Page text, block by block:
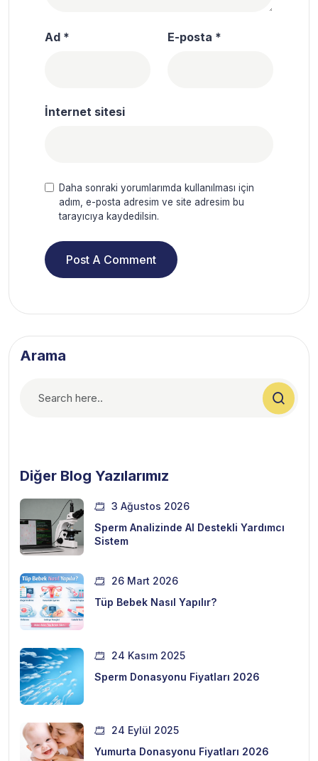
Ad * E-posta *
İnternet sitesi
Daha sonraki yorumlarımda kullanılması için
adım, e-posta adresim ve site adresim bu
tarayıcıya kaydedilsin.
Arama
Diğer Blog Yazılarımız
3 Ağustos 2026
Sperm Analizinde AI Destekli Yardımcı
Sistem
26 Mart 2026
Tüp Bebek Nasıl Yapılır?
24 Kasım 2025
Sperm Donasyonu Fiyatları 2026
24 Eylül 2025
Yumurta Donasyonu Fiyatları 2026